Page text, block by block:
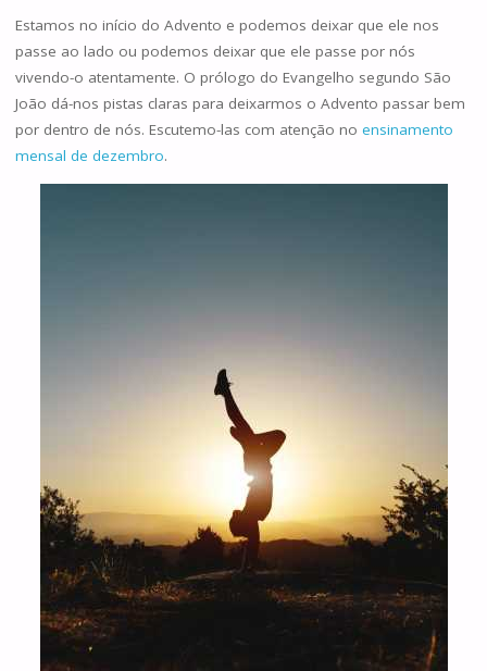
Estamos no início do Advento e podemos deixar que ele nos
passe ao lado ou podemos deixar que ele passe por nós
vivendo-o atentamente. O prólogo do Evangelho segundo São
João dá-nos pistas claras para deixarmos o Advento passar bem
por dentro de nós. Escutemo-las com atenção no ensinamento
mensal de dezembro.